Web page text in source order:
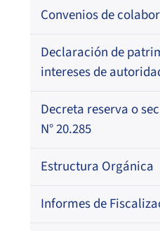
Por profesión
Regional
Regional
Por orden alfabético
Por profesión
Registro de Médicos
Regional
Por orden alfabético
Por especialidad
Registro de Agentes
Registro Nacional de
Circulares
Circulares internas
Resoluciones
Oficios Circulares
Para otros
Circulares
Convenios de
Declaración de
intereses de
Decreta reserva o
N° 20.285
Estructura Orgánica
Informes de